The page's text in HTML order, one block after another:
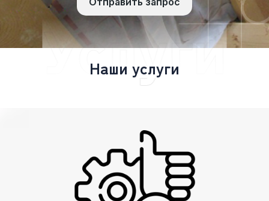
Услуги
Наши услуги